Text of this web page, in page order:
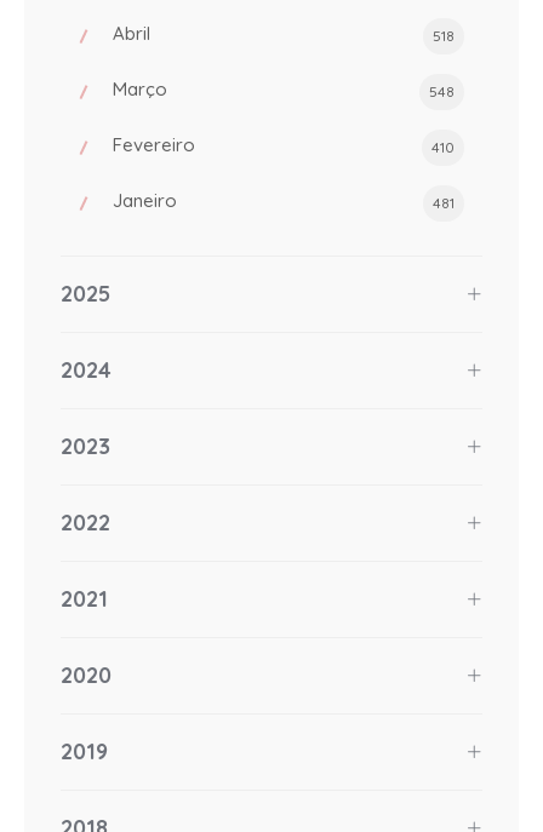
Abril 518
Março 548
Fevereiro 410
Janeiro 481
2025
2024
2023
2022
2021
2020
2019